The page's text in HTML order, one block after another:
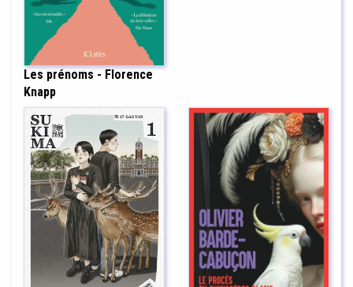
Les prénoms - Florence
Knapp